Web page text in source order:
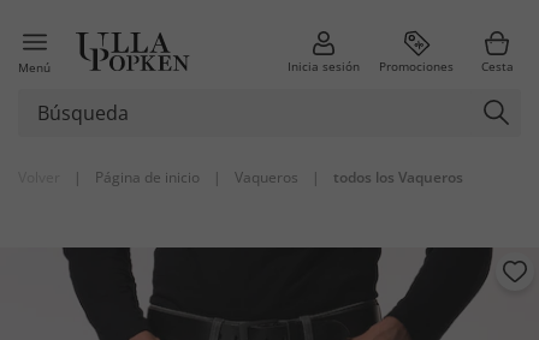
Menú Inicia sesión Promociones Cesta
| Página de inicio | Vaqueros | todos los Vaqueros